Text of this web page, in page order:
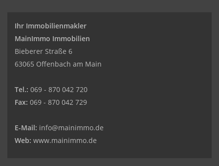
Ihr Immobilienmakler
MainImmo Immobilien
Bieberer Straße 6
63065 Offenbach am Main
Tel.: 069 - 870 042 720
Fax: 069 - 870 042 729
E-Mail: info@mainimmo.de
Web: www.mainimmo.de